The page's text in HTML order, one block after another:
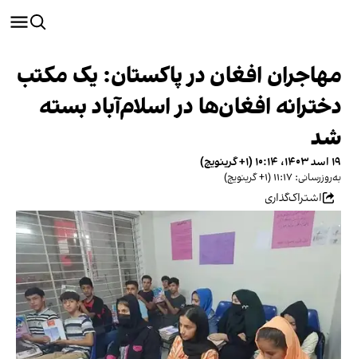
مهاجران افغان در پاکستان: یک مکتب
دخترانه افغان‌ها در اسلام‌آباد بسته
شد
۱۹ اسد ۱۴۰۳، ۱۰:۱۴ (‎+۱ گرینویچ)
به‌روزرسانی: ۱۱:۱۷ (‎+۱ گرینویچ)
اشتراک‌گذاری